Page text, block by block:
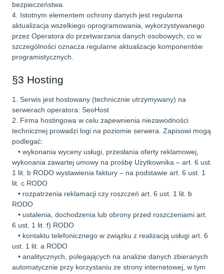
bezpieczeństwa.
4. Istotnym elementem ochrony danych jest regularna
aktualizacja wszelkiego oprogramowania, wykorzystywanego
przez Operatora do przetwarzania danych osobowych, co w
szczególności oznacza regularne aktualizacje komponentów
programistycznych.
§3 Hosting
1. Serwis jest hostowany (technicznie utrzymywany) na
serwerach operatora: SeoHost
2. Firma hostingowa w celu zapewnienia niezawodności
technicznej prowadzi logi na poziomie serwera. Zapisowi mogą
podlegać:
• wykonania wyceny usługi, przesłania oferty reklamowej,
wykonania zawartej umowy na prośbę Użytkownika – art. 6 ust.
1 lit. b RODO wystawienia faktury – na podstawie art. 6 ust. 1
lit. c RODO
• rozpatrzenia reklamacji czy roszczeń art. 6 ust. 1 lit. b
RODO
• ustalenia, dochodzenia lub obrony przed roszczeniami art.
6 ust. 1 lit. f) RODO
• kontaktu telefonicznego w związku z realizacją usługi art. 6
ust. 1 lit. a RODO
• analitycznych, polegających na analizie danych zbieranych
automatycznie przy korzystaniu ze strony internetowej, w tym